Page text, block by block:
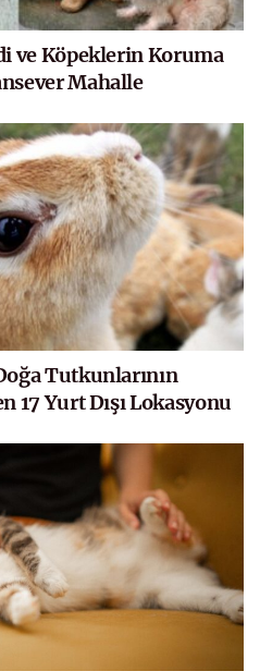
ve Köpeklerin Koruma
Mahalle
Tutkunlarının
17 Yurt Dışı Lokasyonu